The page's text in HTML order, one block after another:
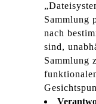
Sammlung
nach
sind,
Sammlung